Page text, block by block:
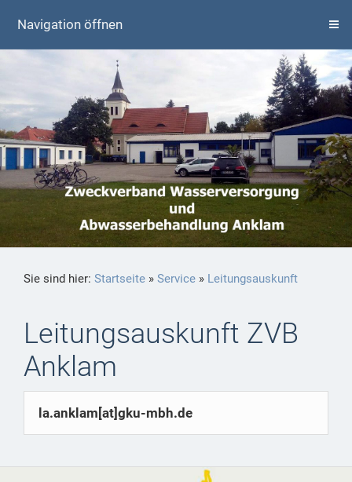
Navigation öffnen
Sie sind hier: Startseite » Service » Leitungsauskunft
Leitungsauskunft ZVB
Anklam
la.anklam[at]gku-mbh.de